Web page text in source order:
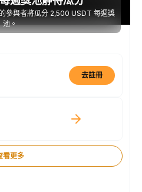
參與者將瓜分 2,500 USDT 每週獎
池。
去註冊
看更多